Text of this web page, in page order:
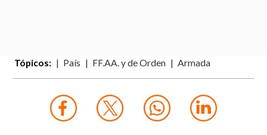
Tópicos: País FF.AA. y de Orden Armada